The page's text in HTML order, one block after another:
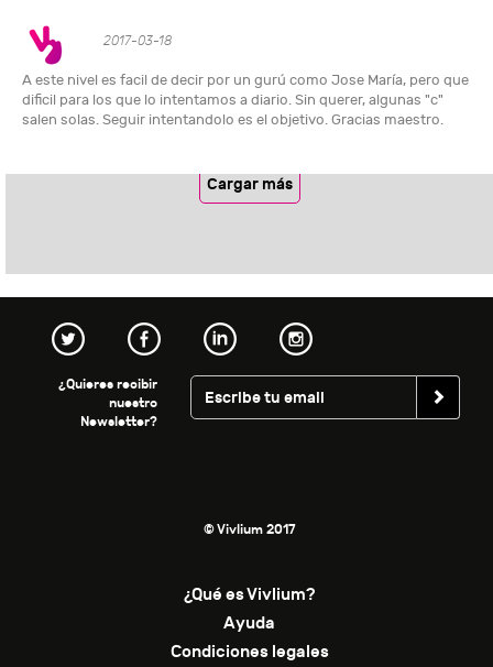
2017-03-18
A este nivel es facil de decir por un gurú como Jose María, pero que
dificil para los que lo intentamos a diario. Sin querer, algunas "c"
salen solas. Seguir intentandolo es el objetivo. Gracias maestro.
Cargar más
¿Quieres recibir
nuestro
Newsletter?
© Vivlium 2017
¿Qué es Vivlium?
Ayuda
Condiciones legales